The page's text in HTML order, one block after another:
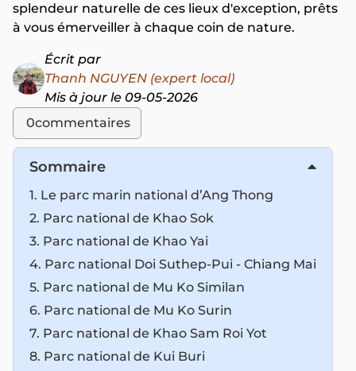
splendeur naturelle de ces lieux d'exception, prêts
à vous émerveiller à chaque coin de nature.
Écrit par
Thanh NGUYEN (expert local)
Mis à jour le 09-05-2026
0commentaires
Sommaire
1. Le parc marin national d’Ang Thong
2. Parc national de Khao Sok
3. Parc national de Khao Yai
4. Parc national Doi Suthep-Pui - Chiang Mai
5. Parc national de Mu Ko Similan
6. Parc national de Mu Ko Surin
7. Parc national de Khao Sam Roi Yot
8. Parc national de Kui Buri